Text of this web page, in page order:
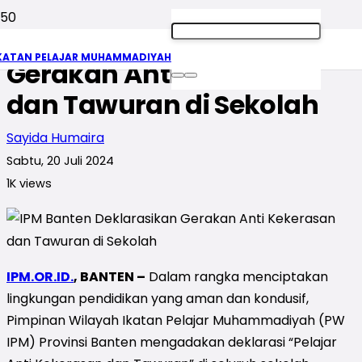
PELAJAR MUHAMMADIYAH
IPM Banten Deklarasikan
Gerakan Anti Kekerasan
dan Tawuran di Sekolah
Sayida Humaira
Sabtu, 20 Juli 2024
1K views
IPM.OR.ID., BANTEN – Dalam rangka menciptakan
lingkungan pendidikan yang aman dan kondusif,
Pimpinan Wilayah Ikatan Pelajar Muhammadiyah (PW
IPM) Provinsi Banten mengadakan deklarasi “Pelajar